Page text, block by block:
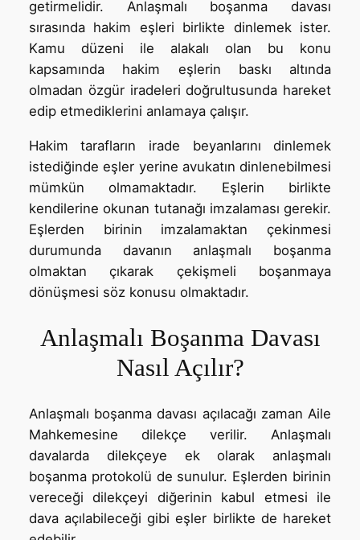
getirmelidir. Anlaşmalı boşanma davası
sırasında hakim eşleri birlikte dinlemek ister.
Kamu düzeni ile alakalı olan bu konu
kapsamında hakim eşlerin baskı altında
olmadan özgür iradeleri doğrultusunda hareket
edip etmediklerini anlamaya çalışır.
Hakim tarafların irade beyanlarını dinlemek
istediğinde eşler yerine avukatın dinlenebilmesi
mümkün olmamaktadır. Eşlerin birlikte
kendilerine okunan tutanağı imzalaması gerekir.
Eşlerden birinin imzalamaktan çekinmesi
durumunda davanın anlaşmalı boşanma
olmaktan çıkarak çekişmeli boşanmaya
dönüşmesi söz konusu olmaktadır.
Anlaşmalı Boşanma Davası
Nasıl Açılır?
Anlaşmalı boşanma davası açılacağı zaman Aile
Mahkemesine dilekçe verilir. Anlaşmalı
davalarda dilekçeye ek olarak anlaşmalı
boşanma protokolü de sunulur. Eşlerden birinin
vereceği dilekçeyi diğerinin kabul etmesi ile
dava açılabileceği gibi eşler birlikte de hareket